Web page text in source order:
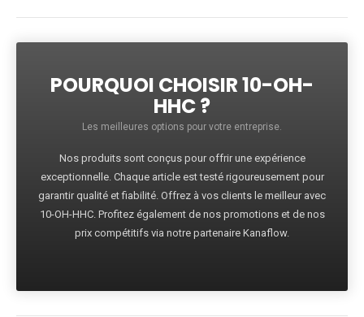
POURQUOI CHOISIR 10-OH-
HHC ?
Les meilleures options pour votre entreprise.
Nos produits sont conçus pour offrir une expérience
exceptionnelle. Chaque article est testé rigoureusement pour
garantir qualité et fiabilité. Offrez à vos clients le meilleur avec
10-OH-HHC. Profitez également de nos promotions et de nos
prix compétitifs via notre partenaire Kanaflow.